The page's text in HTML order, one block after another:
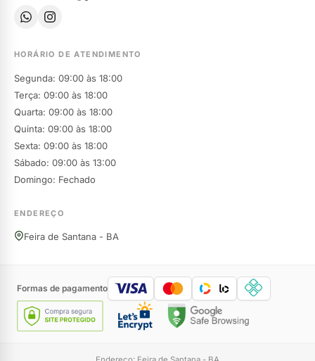
HORÁRIO DE ATENDIMENTO
Segunda: 09:00 às 18:00
Terça: 09:00 às 18:00
Quarta: 09:00 às 18:00
Quinta: 09:00 às 18:00
Sexta: 09:00 às 18:00
Sábado: 09:00 às 13:00
Domingo: Fechado
ENDEREÇO
Feira de Santana - BA
Formas de pagamento